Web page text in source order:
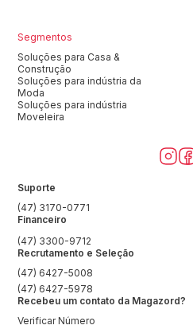
Segmentos
Soluções para Casa &
Construção
Soluções para indústria da
Moda
Soluções para indústria
Moveleira
Suporte
(47) 3170-0771
Financeiro
(47) 3300-9712
Recrutamento e Seleção
(47) 6427-5008
(47) 6427-5978
Recebeu um contato da Magazord?
Verificar Número